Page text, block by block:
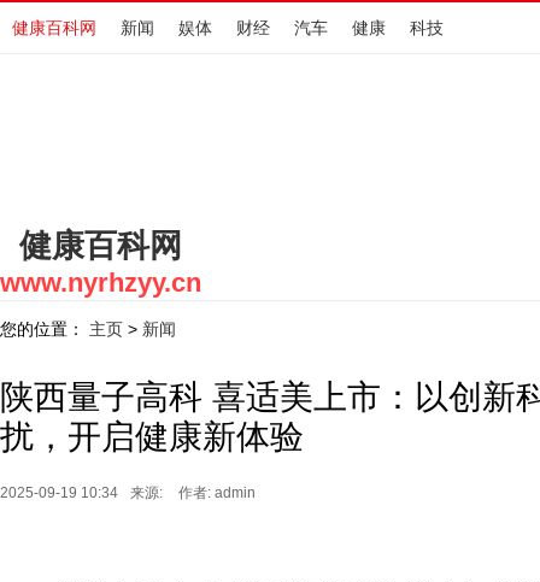
健康百科网 新闻 娱体 财经 汽车 健康 科技
健康百科网
www.nyrhzyy.cn
您的位置： 主页 > 新闻
陕西量子高科 喜适美上市：以创新
扰，开启健康新体验
2025-09-19 10:34 来源: 作者: admin